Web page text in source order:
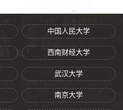
中国人民大学
西南财经大学
武汉大学
南京大学